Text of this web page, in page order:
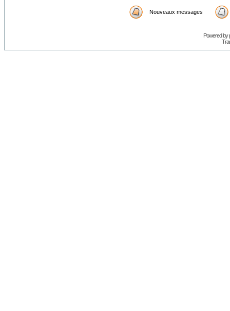
Nouveaux messages
Powered by